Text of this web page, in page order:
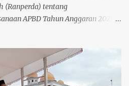
(Ranperda) tentang
APBD Tahun Anggaran 2025.
2026) siang. Rapat Paripurna
Ketua DPRD Muhammad Isa
II Muhammad Dikky Suryadi